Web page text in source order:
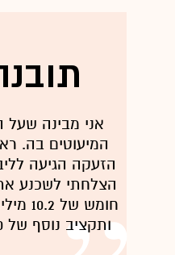
אני מבינה שעל
המיעוטים בה.
הזעקה הגיעה
הצלחתי לשכנע
חומש